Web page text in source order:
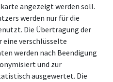
angezeigt werden soll.
werden nur für die
Die Übertragung der
verschlüsselte
werden nach Beendigung
und zur
ausgewertet. Die